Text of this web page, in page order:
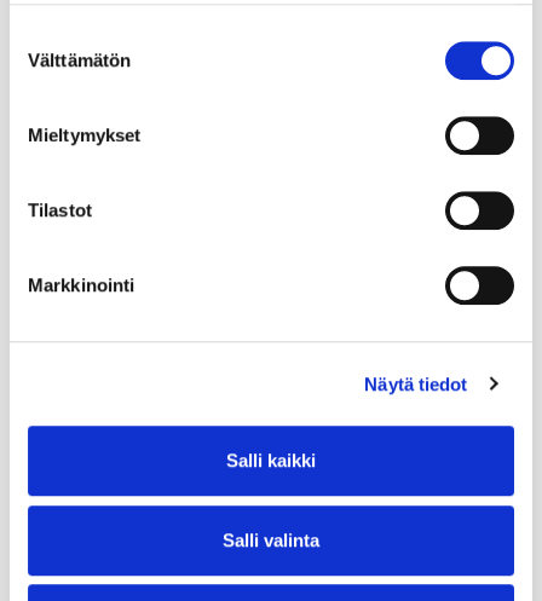
valinta
Välttämätön
Mieltymykset
Tilastot
Markkinointi
Näytä tiedot
Salli kaikki
Salli valinta